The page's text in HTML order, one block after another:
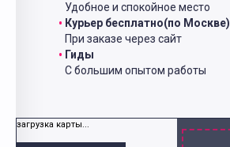
Удобное и спокойное место
Курьер бесплатно(по Москве)
При заказе через сайт
Гиды
С большим опытом работы
загрузка карты...